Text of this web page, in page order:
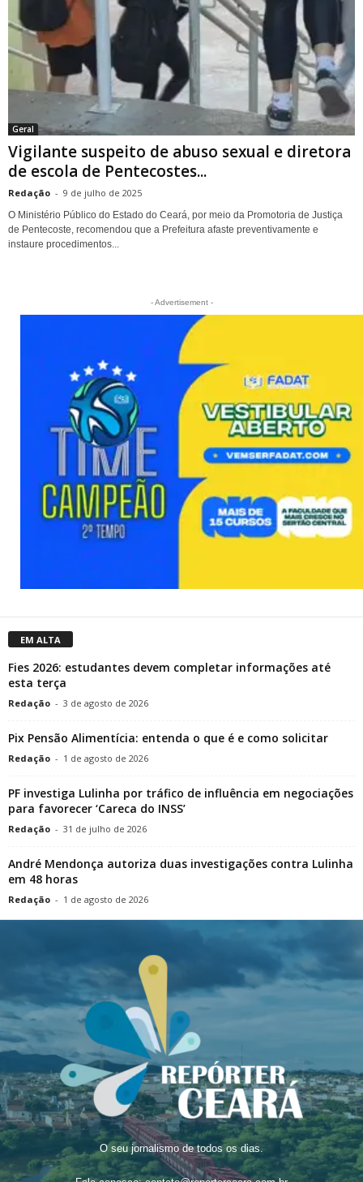
Geral
Vigilante suspeito de abuso sexual e diretora
de escola de Pentecostes...
Redação - 9 de julho de 2025
O Ministério Público do Estado do Ceará, por meio da Promotoria de Justiça
de Pentecoste, recomendou que a Prefeitura afaste preventivamente e
instaure procedimentos...
- Advertisement -
EM ALTA
Fies 2026: estudantes devem completar informações até
esta terça
Redação - 3 de agosto de 2026
Pix Pensão Alimentícia: entenda o que é e como solicitar
Redação - 1 de agosto de 2026
PF investiga Lulinha por tráfico de influência em negociações
para favorecer ‘Careca do INSS’
Redação - 31 de julho de 2026
André Mendonça autoriza duas investigações contra Lulinha
em 48 horas
Redação - 1 de agosto de 2026
O seu jornalismo de todos os dias.